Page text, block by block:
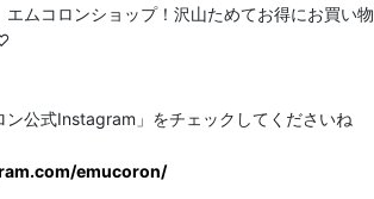
ムコロンショップ！沢山ためてお得にお買い物
ン公式Instagram」をチェックしてくださいね
emucoron/